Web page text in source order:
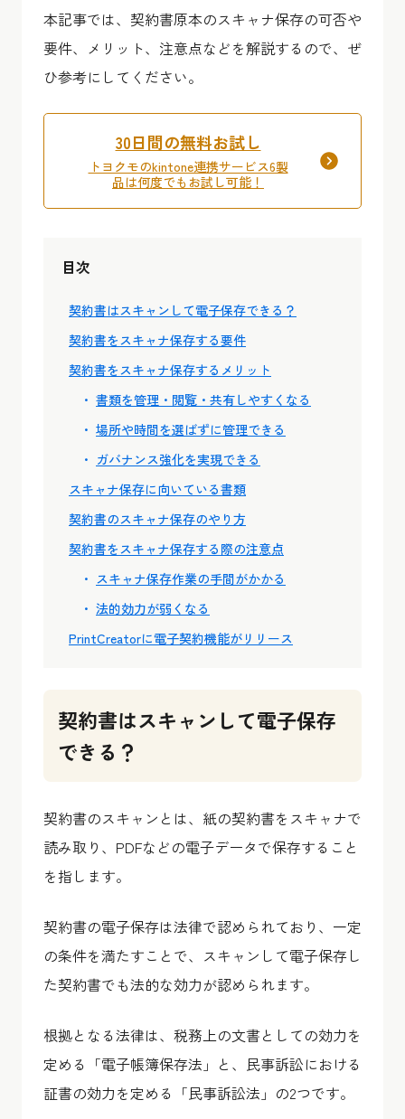
本記事では、契約書原本のスキャナ保存の可否や
要件、メリット、注意点などを解説するので、ぜ
ひ参考にしてください。
30日間の無料お試し
トヨクモのkintone連携サービス6製
品は何度でもお試し可能！
目次
契約書はスキャンして電子保存できる？
契約書をスキャナ保存する要件
契約書をスキャナ保存するメリット
書類を管理・閲覧・共有しやすくなる
場所や時間を選ばずに管理できる
ガバナンス強化を実現できる
スキャナ保存に向いている書類
契約書のスキャナ保存のやり方
契約書をスキャナ保存する際の注意点
スキャナ保存作業の手間がかかる
法的効力が弱くなる
PrintCreatorに電子契約機能がリリース
契約書はスキャンして電子保存
できる？
契約書のスキャンとは、紙の契約書をスキャナで
読み取り、PDFなどの電子データで保存すること
を指します。
契約書の電子保存は法律で認められており、一定
の条件を満たすことで、スキャンして電子保存し
た契約書でも法的な効力が認められます。
根拠となる法律は、税務上の文書としての効力を
定める「電子帳簿保存法」と、民事訴訟における
証書の効力を定める「民事訴訟法」の2つです。